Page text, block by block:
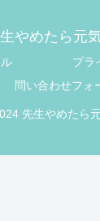
やめたら元
プラ
問い合わせフォ
先生やめたら